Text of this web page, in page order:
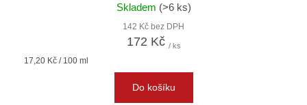
Skladem (>6 ks)
142 Kč bez DPH
172 Kč / ks
Měrná
17,20 Kč / 100 ml
Do košíku